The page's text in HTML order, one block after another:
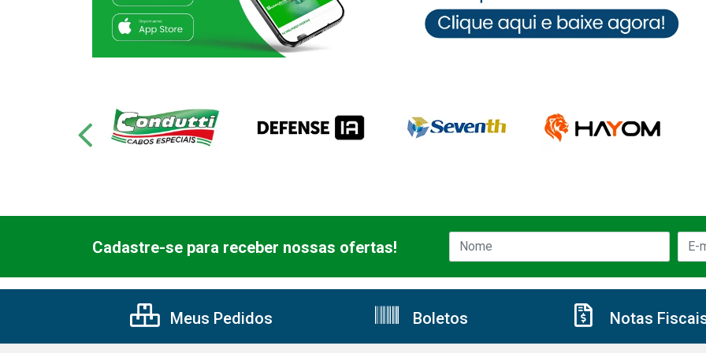
Cadastre-se para receber nossas ofertas!
Meus Pedidos Boletos Notas